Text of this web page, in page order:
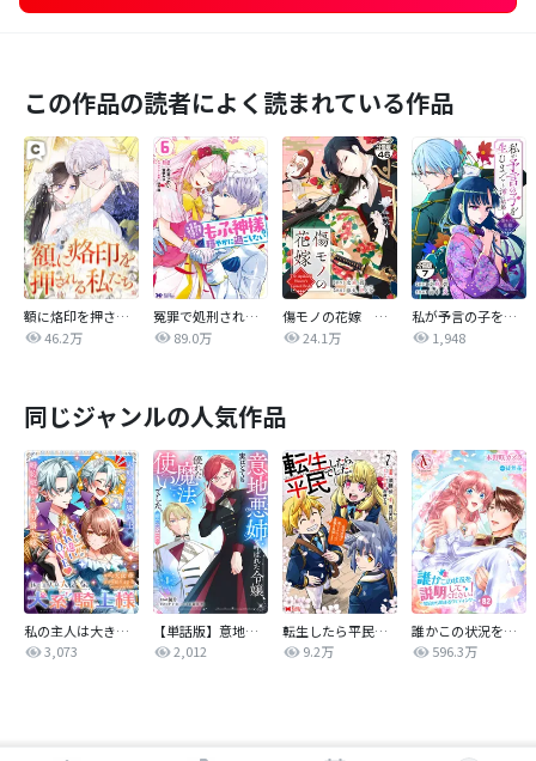
この作品の読者によく読まれている作品
額に烙印を押される私たち
46.2万
冤罪で処刑された侯爵令嬢は今世ではもふ神様と穏やかに過ごしたい（コミック）
89.0万
傷モノの花嫁 分冊版
24.1万
私が予言の子を生むまで ～澪の結婚～ 傷モノの花嫁 外伝 分冊版
1,948
同じジャンルの人気作品
私の主人は大きな犬系騎士様
3,073
【単話版】意地悪姉と呼ばれた令嬢、実はとても優れた魔法使いでした。@COMIC
2,012
転生したら平民でした。～生活水準に耐えられないので貴族を目指します～（コミック）
9.2万
誰かこの状況を説明してください！ ～契約から始まるウェディング～
596.3万